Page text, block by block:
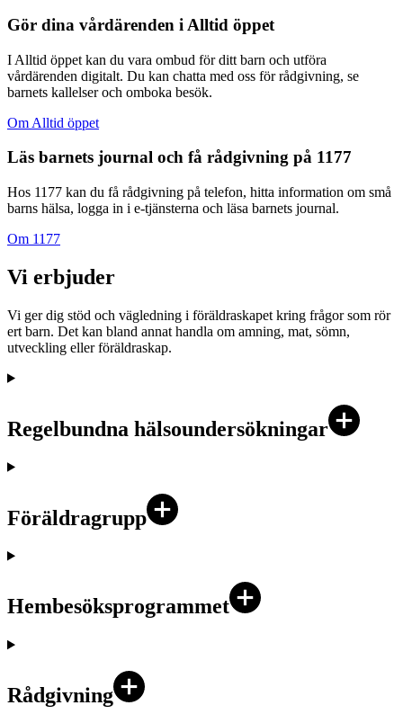
Gör dina vårdärenden i Alltid öppet
I Alltid öppet kan du vara ombud för ditt barn och utföra
vårdärenden digitalt. Du kan chatta med oss för rådgivning, se
barnets kallelser och omboka besök.
Om Alltid öppet
Läs barnets journal och få rådgivning på 1177
Hos 1177 kan du få rådgivning på telefon, hitta information om små
barns hälsa, logga in i e-tjänsterna och läsa barnets journal.
Om 1177
Vi erbjuder
Vi ger dig stöd och vägledning i föräldraskapet kring frågor som rör
ert barn. Det kan bland annat handla om amning, mat, sömn,
utveckling eller föräldraskap.
Regelbundna hälsoundersökningar
Föräldragrupp
Hembesöksprogrammet
Rådgivning